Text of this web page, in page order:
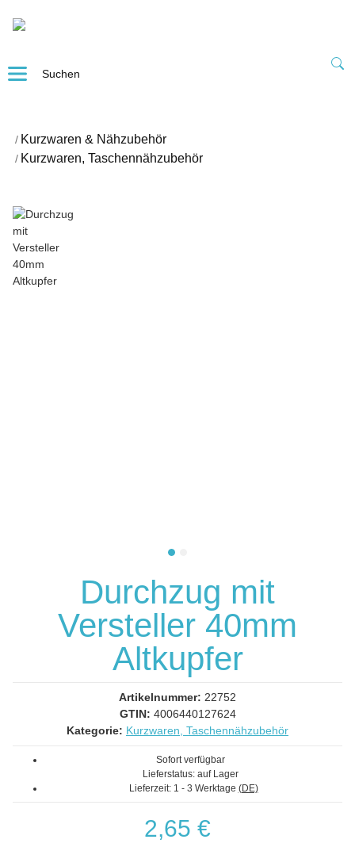
Kurzwaren & Nähzubehör
Kurzwaren, Taschennähzubehör
Durchzug mit
Versteller 40mm
Altkupfer
Artikelnummer: 22752
GTIN: 4006440127624
Kategorie: Kurzwaren, Taschennähzubehör
Sofort verfügbar
Lieferstatus: auf Lager
Lieferzeit: 1 - 3 Werktage (DE)
2,65 €